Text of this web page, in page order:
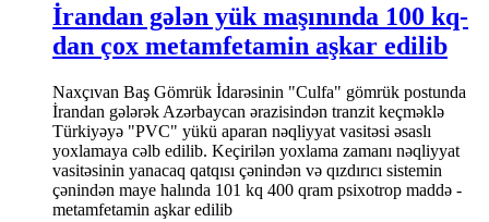
İrandan gələn yük maşınında 100 kq-
dan çox metamfetamin aşkar edilib
Naxçıvan Baş Gömrük İdarəsinin "Culfa" gömrük postunda
İrandan gələrək Azərbaycan ərazisindən tranzit keçməklə
Türkiyəyə "PVC" yükü aparan nəqliyyat vasitəsi əsaslı
yoxlamaya cəlb edilib. Keçirilən yoxlama zamanı nəqliyyat
vasitəsinin yanacaq qatqısı çənindən və qızdırıcı sistemin
çənindən maye halında 101 kq 400 qram psixotrop maddə -
metamfetamin aşkar edilib